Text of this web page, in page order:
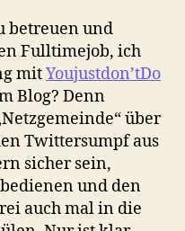
betreuen und
Fulltimejob, ich
mitYoujustdon’tDo
Blog? Denn
über
Twittersumpf aus
sicher sein,
und den
auch mal in die